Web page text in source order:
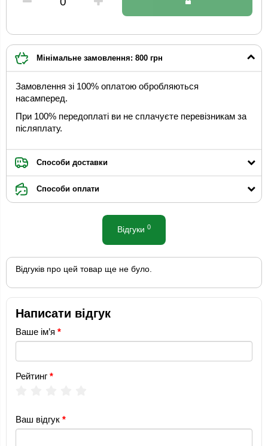
Мінімальне замовлення: 800 грн
Замовлення зі 100% оплатою обробляються
насамперед.
При 100% передоплаті ви не сплачуєте перевізникам за
післяплату.
Способи доставки
Способи оплати
Відгуки 0
Відгуків про цей товар ще не було.
Написати відгук
Ваше ім’я
Рейтинг
Ваш відгук